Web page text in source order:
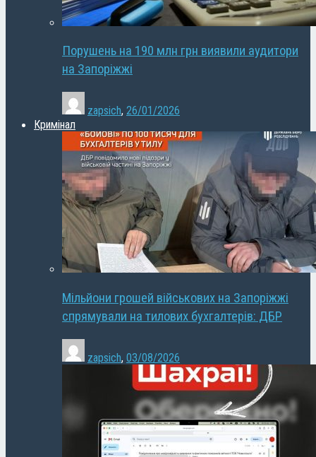
Порушень на 190 млн грн виявили аудитори
на Запоріжжі
zapsich, 26/01/2026
Кримінал
Мільйони грошей військових на Запоріжжі
спрямували на тилових бухгалтерів: ДБР
zapsich, 03/08/2026